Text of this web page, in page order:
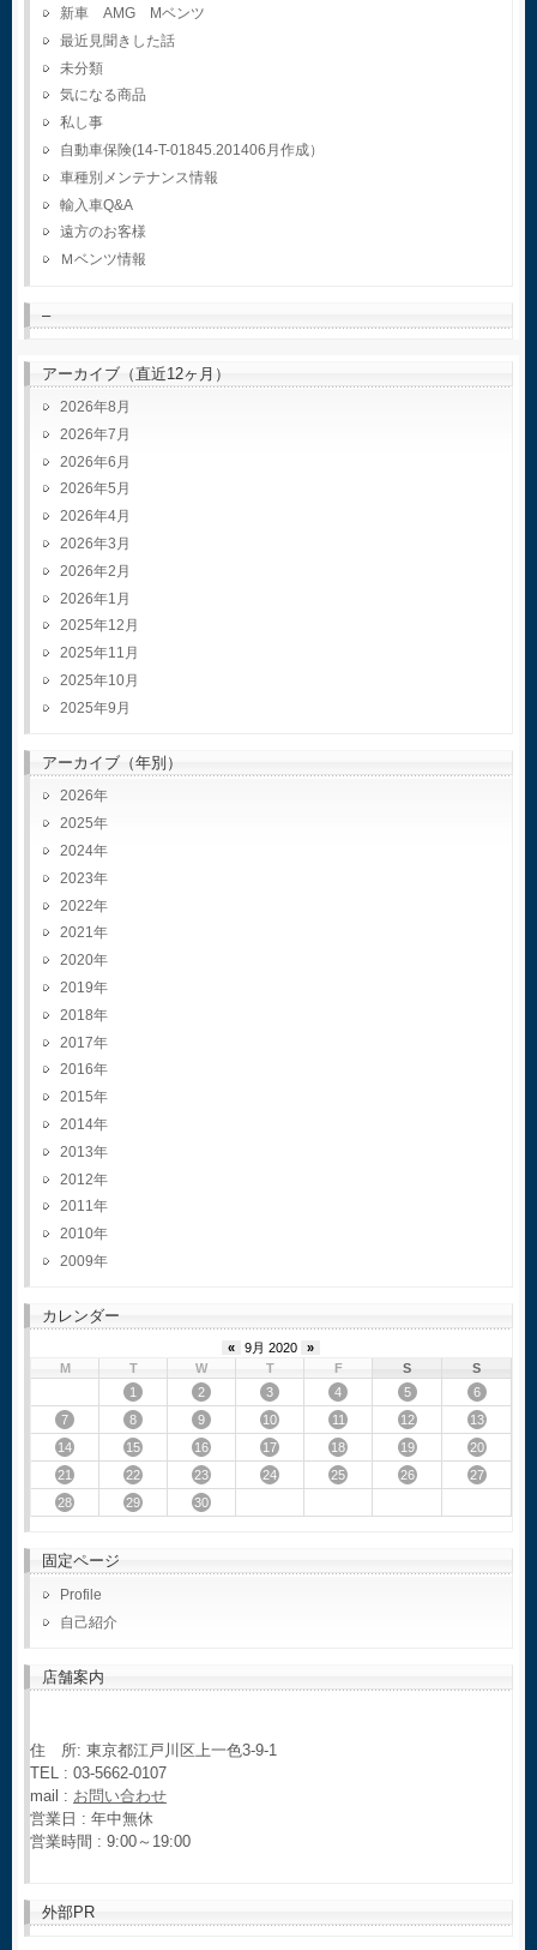
新車 AMG Mベンツ
最近見聞きした話
未分類
気になる商品
私し事
自動車保険(14-T-01845.201406月作成）
車種別メンテナンス情報
輸入車Q&A
遠方のお客様
Ｍベンツ情報
–
アーカイブ（直近12ヶ月）
2026年8月
2026年7月
2026年6月
2026年5月
2026年4月
2026年3月
2026年2月
2026年1月
2025年12月
2025年11月
2025年10月
2025年9月
アーカイブ（年別）
2026
2025
2024
2023
2022
2021
2020
2019
2018
2017
2016
2015
2014
2013
2012
2011
2010
2009
カレンダー
« 9月 2020
»
M
T W T F S
S
1
2 3 4 5
6
7
8 9 10 11 12
13
14
15 16 17 18 19
20
21
22 23 24 25 26
27
28
29 30
固定ページ
Profile
自己紹介
店舗案内
住 所: 東京都江戸川区上一色3-9-1
TEL : 03-5662-0107
mail : お問い合わせ
営業日 : 年中無休
営業時間 : 9:00～19:00
外部PR